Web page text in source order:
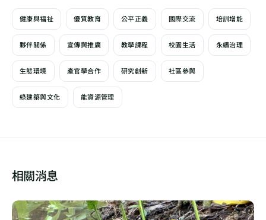
健康與福祉 優質教育 公平正義 國際交流 培訓增能
夥伴關係 宣傳與推廣 教學課程 校園生活 永續治理
生態環境 產官學合作 研究創新 社區參與
綠建築與文化 能資源管理
相關消息